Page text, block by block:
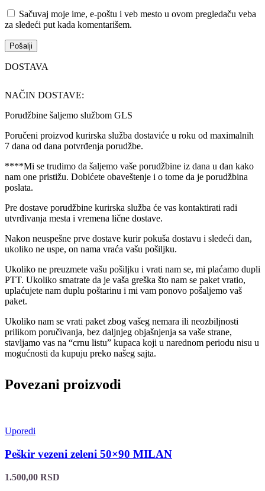
Sačuvaj moje ime, e-poštu i veb mesto u ovom pregledaču veba
za sledeći put kada komentarišem.
DOSTAVA
NAČIN DOSTAVE:
Porudžbine šaljemo službom GLS
Poručeni proizvod kurirska služba dostaviće u roku od maximalnih
7 dana od dana potvrđenja porudžbe.
****Mi se trudimo da šaljemo vaše porudžbine iz dana u dan kako
nam one pristižu. Dobićete obaveštenje i o tome da je porudžbina
poslata.
Pre dostave porudžbine kurirska služba će vas kontaktirati radi
utvrđivanja mesta i vremena lične dostave.
Nakon neuspešne prve dostave kurir pokuša dostavu i sledeći dan,
ukoliko ne uspe, on nama vraća vašu pošiljku.
Ukoliko ne preuzmete vašu pošiljku i vrati nam se, mi plaćamo dupli
PTT. Ukoliko smatrate da je vaša greška što nam se paket vratio,
uplaćujete nam duplu poštarinu i mi vam ponovo pošaljemo vaš
paket.
Ukoliko nam se vrati paket zbog vašeg nemara ili neozbiljnosti
prilikom poručivanja, bez daljnjeg objašnjenja sa vaše strane,
stavljamo vas na “crnu listu” kupaca koji u narednom periodu nisu u
mogućnosti da kupuju preko našeg sajta.
Povezani proizvodi
Uporedi
Peškir vezeni zeleni 50×90 MILAN
1.500,00 RSD